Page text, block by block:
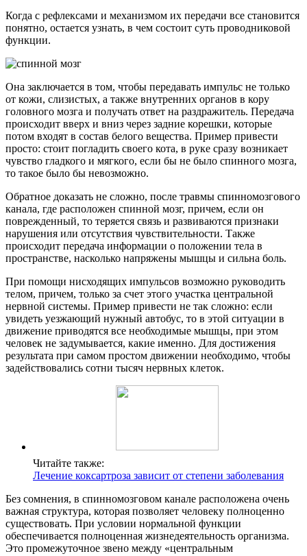
Когда с рефлексами и механизмом их передачи все становится
понятно, остается узнать, в чем состоит суть проводниковой
функции.
Она заключается в том, чтобы передавать импульс не только
от кожи, слизистых, а также внутренних органов в кору
головного мозга и получать ответ на раздражитель. Передача
происходит вверх и вниз через задние корешки, которые
потом входят в состав белого вещества. Пример привести
просто: стоит погладить своего кота, в руке сразу возникает
чувство гладкого и мягкого, если бы не было спинного мозга,
то такое было бы невозможно.
Обратное доказать не сложно, после травмы спинномозгового
канала, где расположен спинной мозг, причем, если он
поврежденный, то теряется связь и развиваются признаки
нарушения или отсутствия чувствительности. Также
происходит передача информации о положении тела в
пространстве, насколько напряжены мышцы и сильна боль.
При помощи нисходящих импульсов возможно руководить
телом, причем, только за счет этого участка центральной
нервной системы. Пример привести не так сложно: если
увидеть уезжающий нужный автобус, то в этой ситуации в
движение приводятся все необходимые мышцы, при этом
человек не задумывается, какие именно. Для достижения
результата при самом простом движении необходимо, чтобы
задействовались сотни тысяч нервных клеток.
Читайте также:
Лечение коксартроза зависит от степени заболевания
Без сомнения, в спинномозговом канале расположена очень
важная структура, которая позволяет человеку полноценно
существовать. При условии нормальной функции
обеспечивается полноценная жизнедеятельность организма.
Это промежуточное звено между «центральным